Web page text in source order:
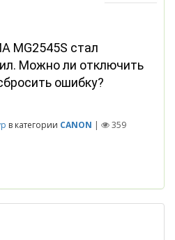
MG2545S стал
Можно ли отключить
ошибку?
в категории CANON |
359